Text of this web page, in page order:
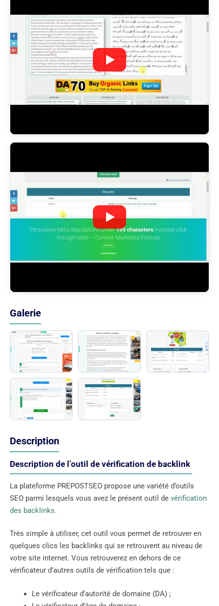
Galerie
Description
Description de l’outil de vérification de backlink
La plateforme PREPOSTSEO propose une variété d’outils
SEO parmi lesquels vous avez le présent outil de vérification
des backlinks.
Très simple à utiliser, cet outil vous permet de retrouver en
quelques clics les backlinks qui se retrouvent au niveau de
votre site internet. Vous retrouverez en dehors de ce
vérificateur d’autres outils de vérification tels que :
Le vérificateur d’autorité de domaine (DA) ;